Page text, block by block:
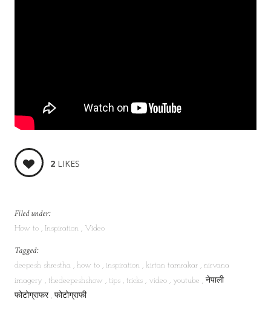
2LIKES
Filed under:
How to Inspiration Video
Tagged:
deepesh shrestha how to inspiration kirtan tamrakar
nirvana
imagery
thedeepeshshow tips tricks video youtube
नेपाली
फोटोग्राफर फोटोग्राफी